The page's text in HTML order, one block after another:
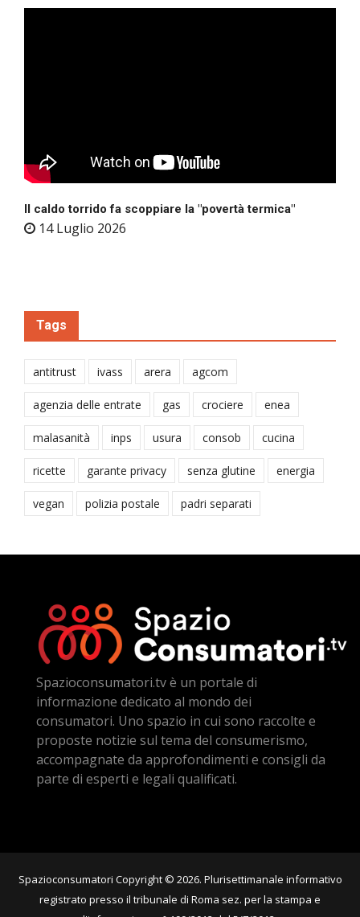
Il caldo torrido fa scoppiare la "povertà termica"
14 Luglio 2026
Tags
antitrust ivass arera agcom
agenzia delle entrate gas crociere enea
malasanità inps usura consob cucina
ricette garante privacy senza glutine energia
vegan polizia postale padri separati
Spazioconsumatori.tv è un portale di
informazione dedicato al mondo dei
consumatori. Uno spazio in cui sono raccolte e
proposte notizie sul tema del consumerismo,
accompagnate da approfondimenti e consigli da
parte di esperti e legali qualificati.
Spazioconsumatori Copyright © 2026. Plurisettimanale informativo
registrato presso il tribunale di Roma sez. per la stampa e